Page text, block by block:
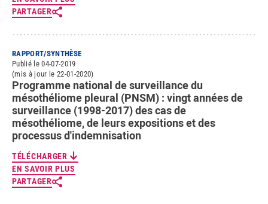
PARTAGER
RAPPORT/SYNTHÈSE
Publié le 04-07-2019
(mis à jour le 22-01-2020)
Programme national de surveillance du
mésothéliome pleural (PNSM) : vingt années de
surveillance (1998-2017) des cas de
mésothéliome, de leurs expositions et des
processus d'indemnisation
TÉLÉCHARGER
EN SAVOIR PLUS
PARTAGER